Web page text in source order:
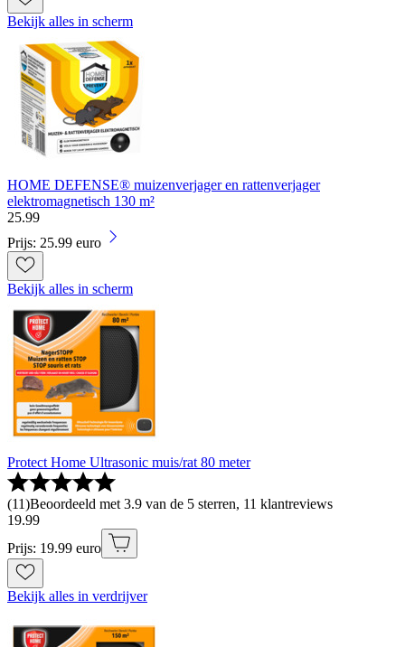
Bekijk alles in scherm
HOME DEFENSE® muizenverjager en rattenverjager
elektromagnetisch 130 m²
25.99
Prijs: 25.99 euro
Bekijk alles in scherm
Protect Home Ultrasonic muis/rat 80 meter
(11)Beoordeeld met 3.9 van de 5 sterren, 11 klantreviews
19.99
Prijs: 19.99 euro
Bekijk alles in verdrijver